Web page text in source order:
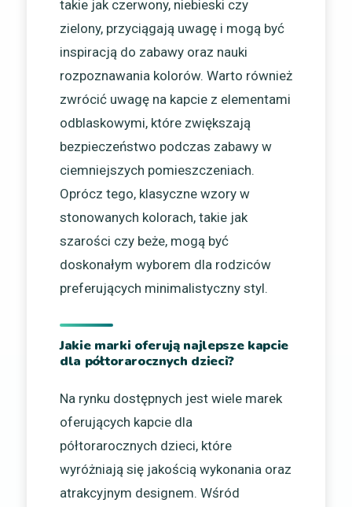
takie jak czerwony, niebieski czy
zielony, przyciągają uwagę i mogą być
inspiracją do zabawy oraz nauki
rozpoznawania kolorów. Warto również
zwrócić uwagę na kapcie z elementami
odblaskowymi, które zwiększają
bezpieczeństwo podczas zabawy w
ciemniejszych pomieszczeniach.
Oprócz tego, klasyczne wzory w
stonowanych kolorach, takie jak
szarości czy beże, mogą być
doskonałym wyborem dla rodziców
preferujących minimalistyczny styl.
Jakie marki oferują najlepsze kapcie
dla półtorarocznych dzieci?
Na rynku dostępnych jest wiele marek
oferujących kapcie dla
półtorarocznych dzieci, które
wyróżniają się jakością wykonania oraz
atrakcyjnym designem. Wśród